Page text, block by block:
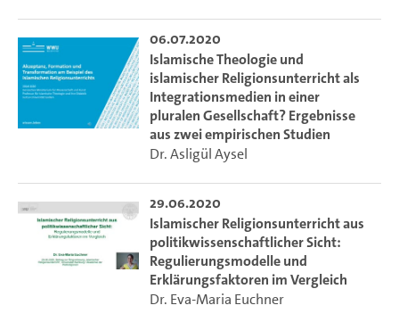
u.a.) und inwieweit werden diese erfüllt? Wie sind die
unterschiedlichen Modelle der Bundesländer zu erklären?
Welche Rolle spielt der IRU als Teil einer Islampolitik und für
Integration?
Die Ringvorlesung bietet hierzu ein Kaleidoskop der
Forschung und gibt einen Überblick zum aktuellen
der Thematik sensibilisieren und die interdisziplinäre und
öffentliche Diskussion anregen. Nach ersten
Einführungsvorträgen zu den Hintergründen des IRU
werden exemplarisch aktuelle Forschungen zum IRU in
einzelnen Bundesländern sowie anschließend zu zentralen
06.07.2020
Islamische Theologie und
islamischer Religionsunterricht als
Integrationsmedien in einer
pluralen Gesellschaft? Ergebnisse
aus zwei empirischen Studien
Dr. Asligül Aysel
29.06.2020
Islamischer Religionsunterricht aus
politikwissenschaftlicher Sicht:
Regulierungsmodelle und
Erklärungsfaktoren im Vergleich
Dr. Eva-Maria Euchner